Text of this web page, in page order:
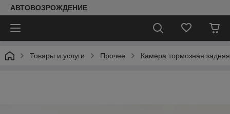
АВТОВОЗРОЖДЕНИЕ
Товары и услуги Прочее Камера тормозная